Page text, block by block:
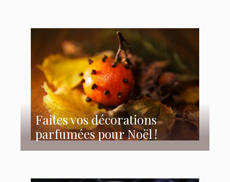
Faites vos décorations
parfumées pour Noël !